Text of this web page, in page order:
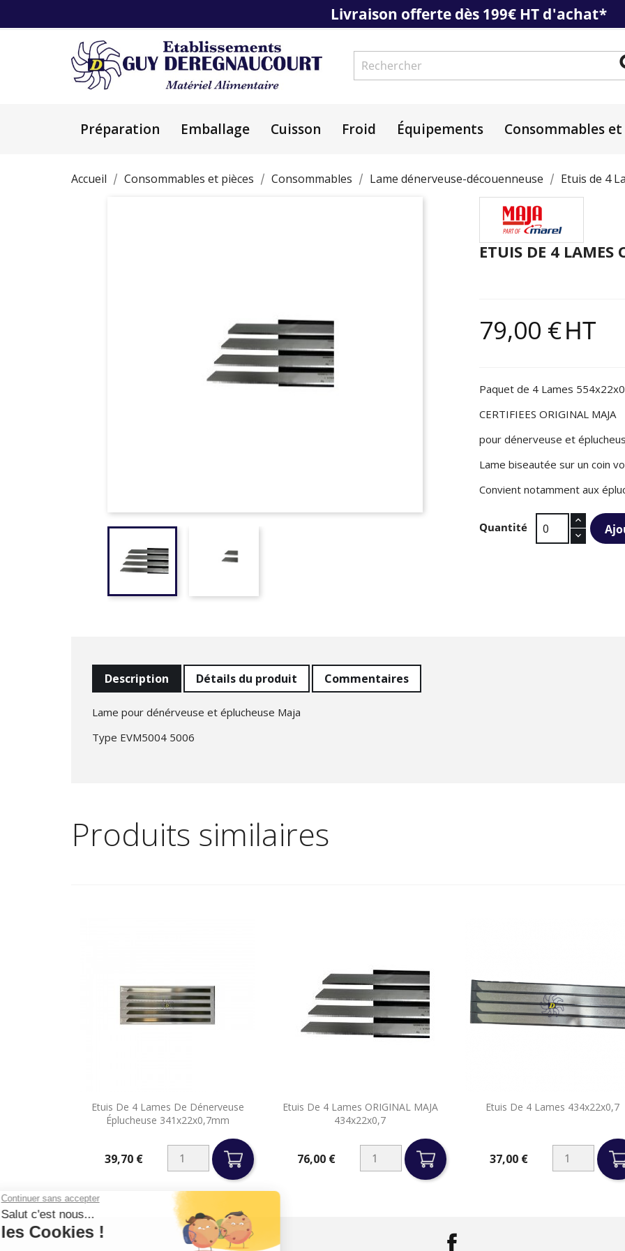
Livraison offerte dès 199€ HT d'achat*
Préparation Emballage Cuisson Froid Équipements Consommables et
Accueil Consommables et pièces Consommables Lame dénerveuse-découenneuse Etuis de 4
ETUIS DE 4
79,00 €HT
Paquet de 4 Lames
CERTIFIEES ORIGINAL MAJA
pour dénerveuse et
Lame biseautée sur un coin
Convient notamment aux
Quantité
Description Détails du produit Commentaires
Lame pour dénérveuse et éplucheuse Maja
Type EVM5004 5006
Produits similaires
Etuis De 4 Lames De Dénerveuse
Éplucheuse 341x22x0,7mm
39,70 €
 Aperçu rapide
Etuis De 4 Lames ORIGINAL MAJA
434x22x0,7
76,00 €
Aperçu rapide Etuis De 4 Lames 434x22x0,7
37,00 €
 Aperçu rapide